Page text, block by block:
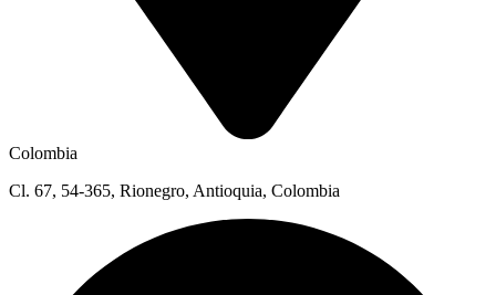
Colombia
Cl. 67, 54-365, Rionegro, Antioquia, Colombia